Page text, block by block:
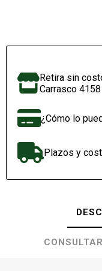
Retira sin
Carrasco
¿Cómo lo
Plazos y